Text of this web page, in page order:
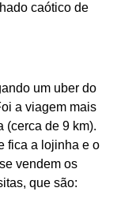
caótico de
um uber do
a viagem mais
(cerca de 9 km).
fica a lojinha e o
vendem os
que são: